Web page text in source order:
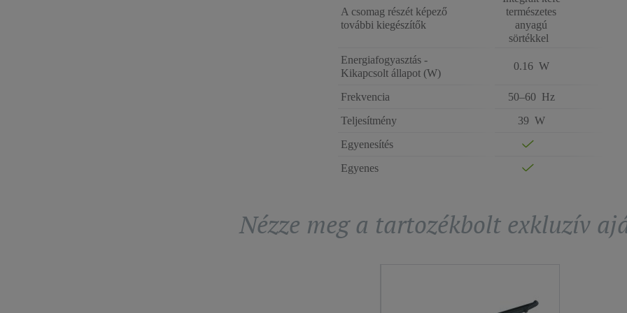
A csomag részét képező
további kiegészítők
természetes
anyagú
sörtékkel
Energiafogyasztás -
Kikapcsolt állapot (W)
0.16 W
Frekvencia
50–60 Hz
Teljesítmény
39 W
Egyenesítés
Egyenes
Nézze meg a tartozékbolt exkluzív